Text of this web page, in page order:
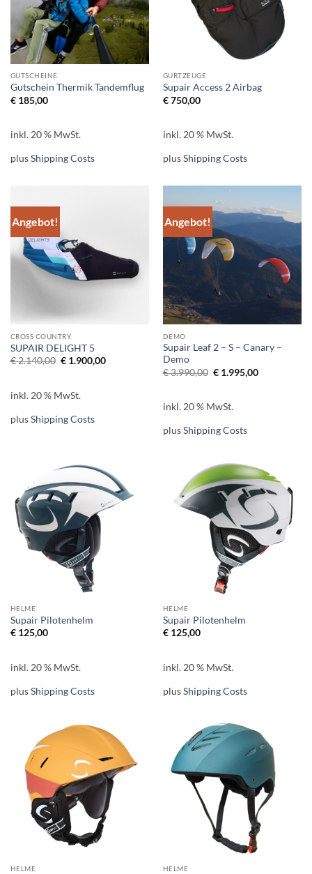
GUTSCHEINE
Gutschein Thermik Tandemflug
€185,00
inkl. 20 % MwSt.
plusShipping Costs
GURTZEUGE
Supair Access 2 Airbag
€750,00
inkl. 20 % MwSt.
plusShipping Costs
Angebot!
CROSS COUNTRY
SUPAIR DELIGHT 5
€2.140,00 Ursprünglicher
€1.900,00Aktueller
inkl. 20 % MwSt.
plusShipping Costs
Angebot!
DEMO
Supair Leaf 2 – S – Canary –
Demo
€3.990,00 Ursprünglicher
€1.995,00Aktueller
inkl. 20 % MwSt.
plusShipping Costs
HELME
Supair Pilotenhelm
€125,00
inkl. 20 % MwSt.
plusShipping Costs
HELME
Supair Pilotenhelm
€125,00
inkl. 20 % MwSt.
plusShipping Costs
HELME HELME